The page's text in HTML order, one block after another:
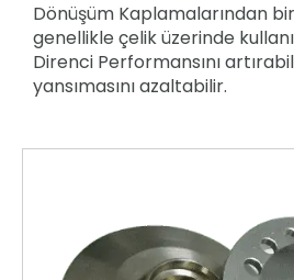
Dönüşüm Kaplamalarından
genellikle çelik üzerinde
Direnci Performansını
yansımasını azaltabilir.